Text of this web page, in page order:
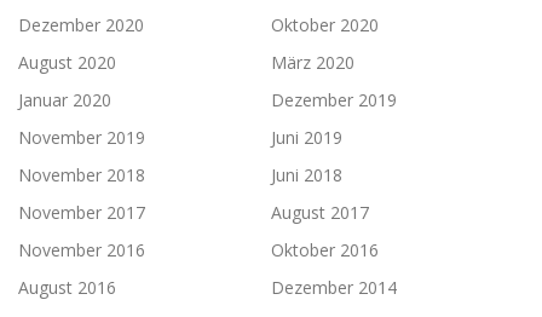
Dezember 2020
Oktober 2020
August 2020
März 2020
Januar 2020
Dezember 2019
November 2019
Juni 2019
November 2018
Juni 2018
November 2017
August 2017
November 2016
Oktober 2016
August 2016
Dezember 2014